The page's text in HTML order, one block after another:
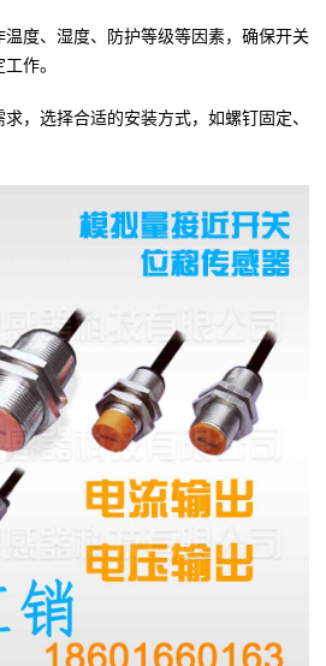
度、湿度、防护等级等因素，确保开关
作。
，选择合适的安装方式，如螺钉固定、